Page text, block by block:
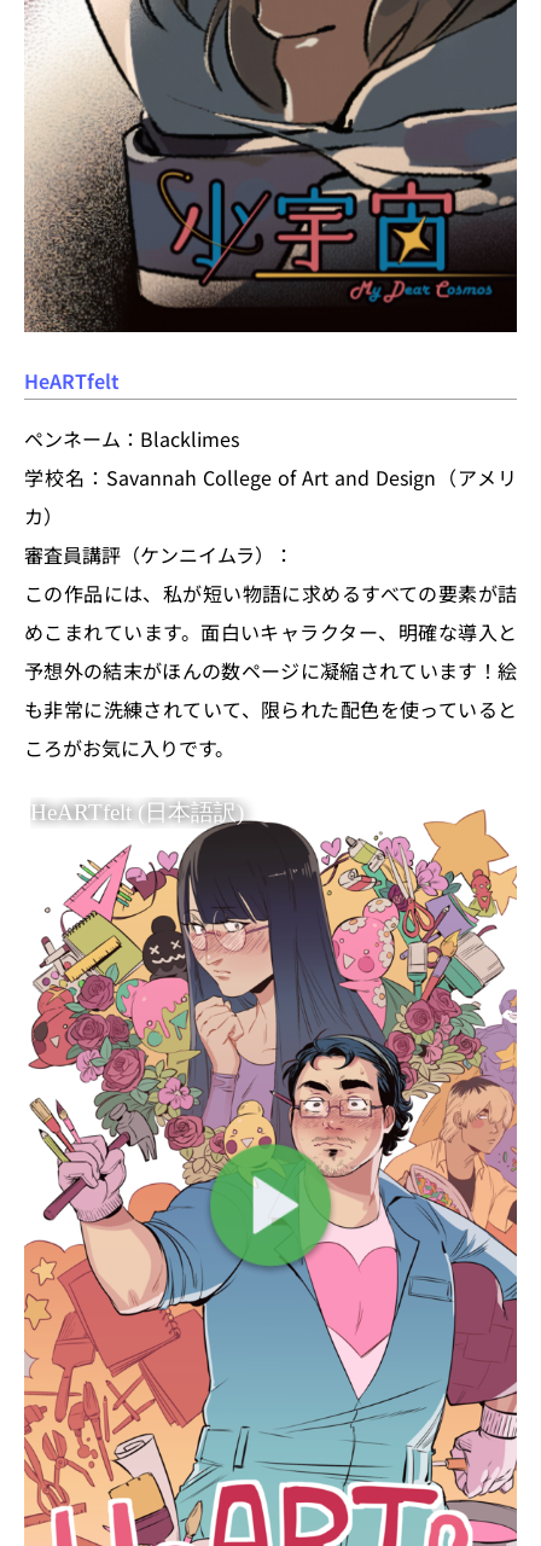
HeARTfelt
ペンネーム：Blacklimes
学校名：Savannah College of Art and Design（アメリ
カ）
審査員講評（ケンニイムラ）：
この作品には、私が短い物語に求めるすべての要素が詰
めこまれています。面白いキャラクター、明確な導入と
予想外の結末がほんの数ページに凝縮されています！絵
も非常に洗練されていて、限られた配色を使っていると
ころがお気に入りです。